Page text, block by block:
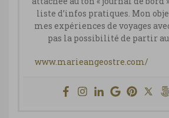
liste d’infos pratiques. Mon
mes expériences de voyages
pas la possibilité de partir
www.marieangeostre.com/